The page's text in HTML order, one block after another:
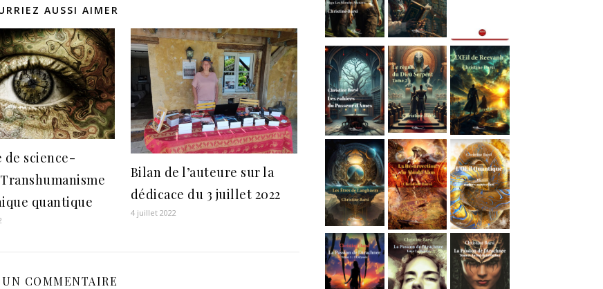
AUSSI AIMER
de science-
quantique
Bilan de l’auteure sur la
dédicace du 3 juillet 2022
4 juillet 2022
COMMENTAIRE